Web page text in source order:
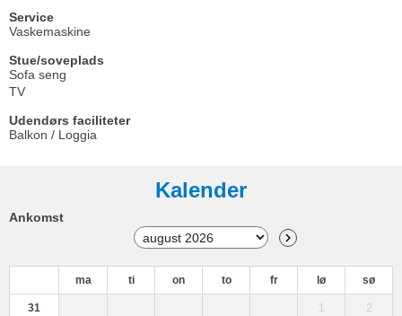
Service
Vaskemaskine
Stue/soveplads
Sofa seng
TV
Udendørs faciliteter
Balkon / Loggia
Kalender
Ankomst
ma ti on to fr lø sø
31 1 2